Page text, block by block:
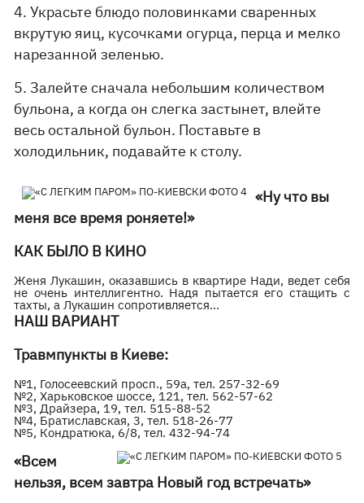
4. Украсьте блюдо половинками сваренных
вкрутую яиц, кусочками огурца, перца и мелко
нарезанной зеленью.
5. Залейте сначала небольшим количеством
бульона, а когда он слегка застынет, влейте
весь остальной бульон. Поставьте в
холодильник, подавайте к столу.
«Ну что вы
меня все время роняете!»
КАК БЫЛО В КИНО
Женя Лукашин, оказавшись в квартире Нади, ведет себя
не очень интеллигентно. Надя пытается его стащить с
тахты, а Лукашин сопротивляется…
НАШ ВАРИАНТ
Травмпункты в Киеве:
№1, Голосеевский просп., 59а, тел. 257-32-69
№2, Харьковское шоссе, 121, тел. 562-57-62
№3, Драйзера, 19, тел. 515-88-52
№4, Братиславская, 3, тел. 518-26-77
№5, Кондратюка, 6/8, тел. 432-94-74
«Всем
нельзя, всем завтра Новый год встречать»